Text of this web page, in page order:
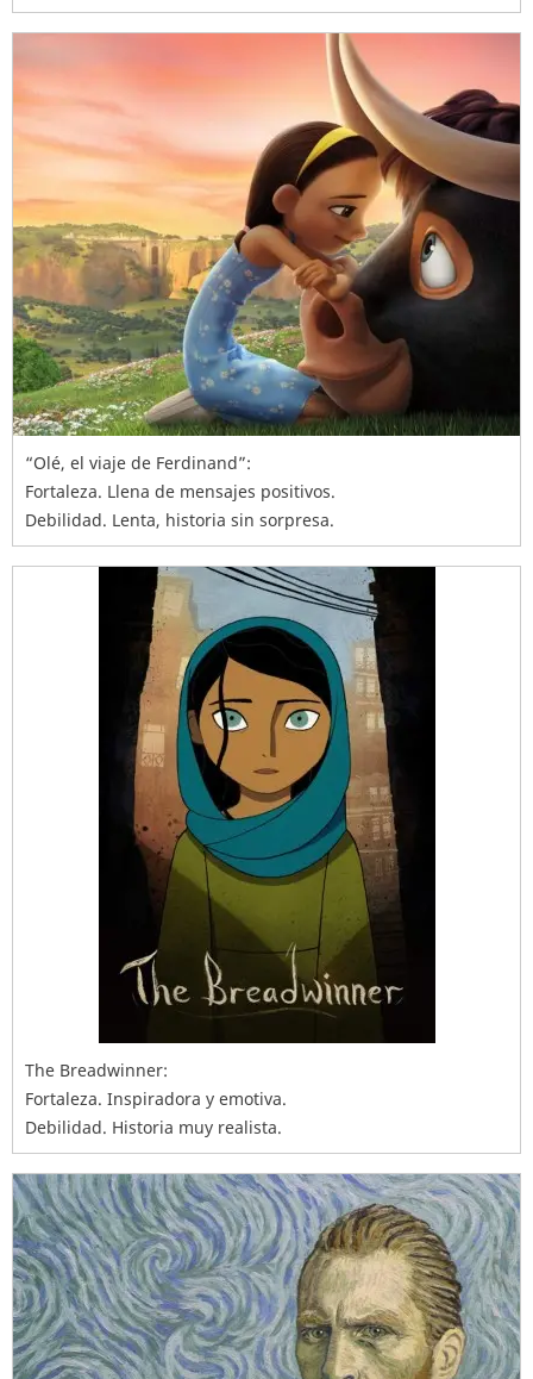
“Olé, el viaje de Ferdinand”:
Fortaleza. Llena de mensajes positivos.
Debilidad. Lenta, historia sin sorpresa.
The Breadwinner:
Fortaleza. Inspiradora y emotiva.
Debilidad. Historia muy realista.